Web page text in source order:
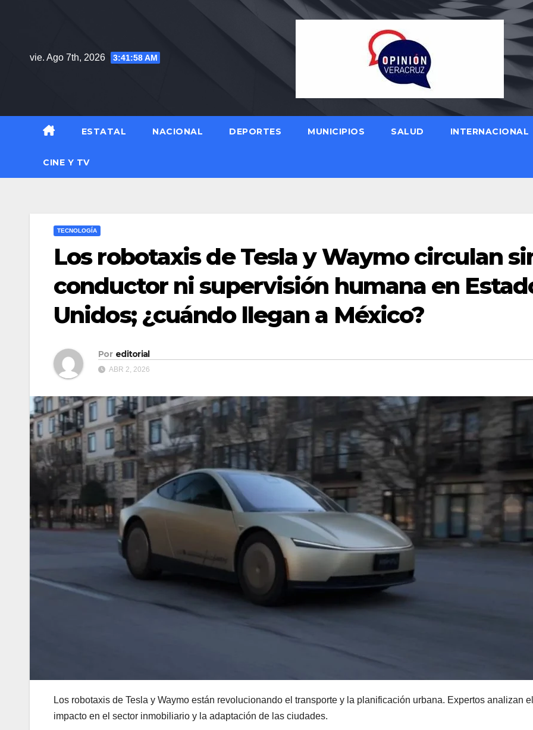
vie. Ago 7th, 2026
3:41:59 AM
ESTATAL NACIONAL DEPORTES MUNICIPIOS SALUD INTERNACIONAL
CINE Y TV
TECNOLOGÍA
Los robotaxis de Tesla y Waymo circulan
conductor ni supervisión humana en
Unidos; ¿cuándo llegan a México?
Por editorial
ABR 2, 2026
Los robotaxis de Tesla y Waymo están revolucionando el transporte y la planificación urbana. Expertos analizan el
impacto en el sector inmobiliario y la adaptación de las ciudades.